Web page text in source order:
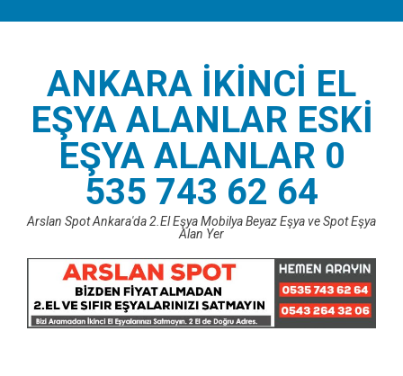
ANKARA İKINCI EL
EŞYA ALANLAR ESKI
EŞYA ALANLAR 0
535 743 62 64
Arslan Spot Ankara'da 2.El Eşya Mobilya Beyaz Eşya ve Spot Eşya
Alan Yer